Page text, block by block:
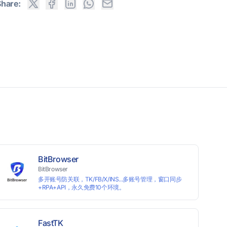
BitBrowser
BitBrowser
多开账号防关联，TK/FB/X/INS...多账号管理，窗口同步
+RPA+API，永久免费10个环境。
FastTK